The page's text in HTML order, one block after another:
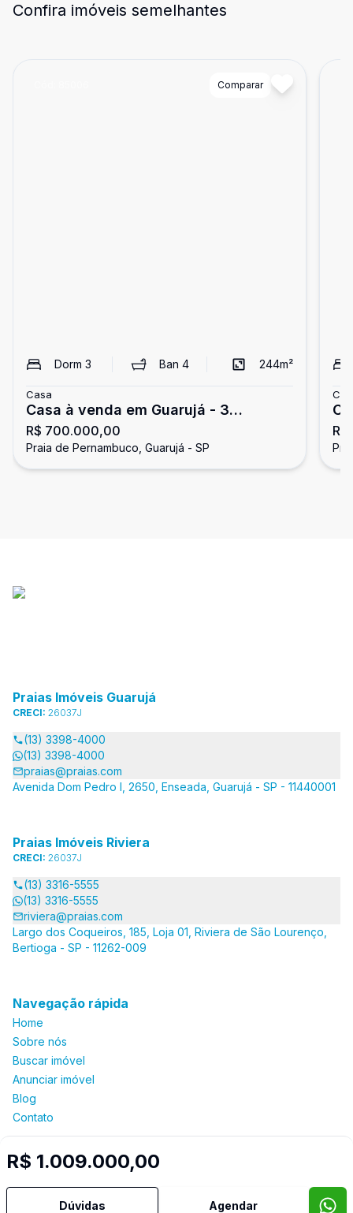
Confira imóveis semelhantes
Comparar
Dorm 3 Ban 4 244m²
Casa
Casa à venda em Guarujá - 3
dormitórios, 3 suítes
R$ 700.000,00
Praia de Pernambuco, Guarujá - SP
R$ 1.009.000,00
Dúvidas Agendar
Praias Imóveis Guarujá
CRECI: 26037J
(13) 3398-4000
(13) 3398-4000
praias@praias.com
Avenida Dom Pedro I, 2650, Enseada, Guarujá - SP - 11440001
Praias Imóveis Riviera
CRECI: 26037J
(13) 3316-5555
(13) 3316-5555
riviera@praias.com
Largo dos Coqueiros, 185, Loja 01, Riviera de São Lourenço,
Bertioga - SP - 11262-009
Navegação rápida
Home
Sobre nós
Buscar imóvel
Anunciar imóvel
Blog
Contato
Selo de Tecnologia Loft